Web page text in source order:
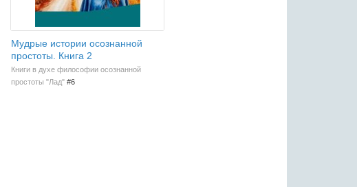
Мудрые истории осознанной
простоты. Книга 2
Книги в духе философии осознанной
простоты "Лад" #6